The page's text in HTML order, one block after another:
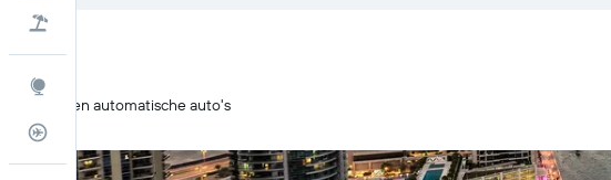
Alleen automatische auto's